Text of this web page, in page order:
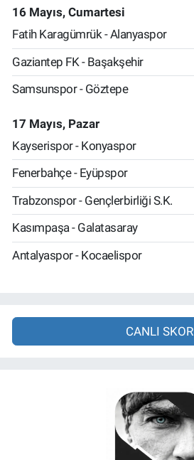
16 Mayıs, Cumartesi
Fatih Karagümrük - Alanyaspor
Gaziantep FK - Başakşehir
Samsunspor - Göztepe
17 Mayıs, Pazar
Kayserispor - Konyaspor
Fenerbahçe - Eyüpspor
Trabzonspor - Gençlerbirliği S.K.
Kasımpaşa - Galatasaray
Antalyaspor - Kocaelispor
CANLI SKOR